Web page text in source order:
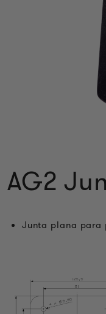
AG2
Junta plana para